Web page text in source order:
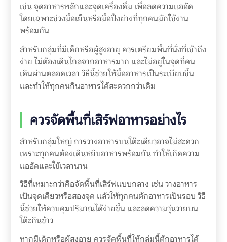
เช่น จุดอาหารหลักและจุดเครื่องดื่ม เพื่อลดความแออัด
โดยเฉพาะช่วงมื้อเย็นหรือมื้อปิ้งย่างที่ทุกคนมักใช้งาน
พร้อมกัน
สำหรับกลุ่มที่มีเด็กหรือผู้สูงอายุ ควรเตรียมพื้นที่นั่งที่เข้าถึง
ง่าย ไม่ต้องเดินไกลจากอาหารมาก และไม่อยู่ในจุดที่คน
เดินผ่านตลอดเวลา วิธีนี้ช่วยให้มื้ออาหารเป็นระเบียบขึ้น
และทำให้ทุกคนกินอาหารได้สะดวกกว่าเดิม
ควรจัดพื้นที่เสิร์ฟอาหารอย่างไร
สำหรับกลุ่มใหญ่ การวางอาหารบนโต๊ะเดียวอาจไม่สะดวก
เพราะทุกคนต้องเดินหยิบอาหารพร้อมกัน ทำให้เกิดความ
แออัดและใช้เวลานาน
วิธีที่เหมาะกว่าคือจัดพื้นที่เสิร์ฟแบบกลาง เช่น วางอาหาร
เป็นจุดเดียวหรือสองจุด แล้วให้ทุกคนตักอาหารเป็นรอบ วิธี
นี้ช่วยให้ควบคุมปริมาณได้ง่ายขึ้น และลดความวุ่นวายบน
โต๊ะกินข้าว
หากมีเด็กหรือผู้สูงอายุ ควรจัดพื้นที่ให้กลุ่มนี้ตักอาหารได้